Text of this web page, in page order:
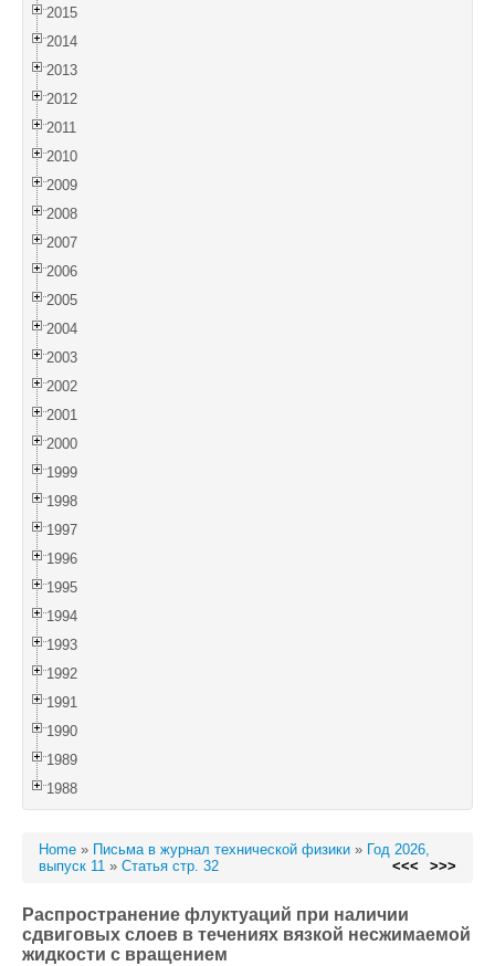
2015
2014
2013
2012
2011
2010
2009
2008
2007
2006
2005
2004
2003
2002
2001
2000
1999
1998
1997
1996
1995
1994
1993
1992
1991
1990
1989
1988
Home » Письма в журнал технической физики » Год 2026,
выпуск 11 » Статья стр. 32 <<< >>>
Распространение флуктуаций при наличии
сдвиговых слоев в течениях вязкой несжимаемой
жидкости с вращением